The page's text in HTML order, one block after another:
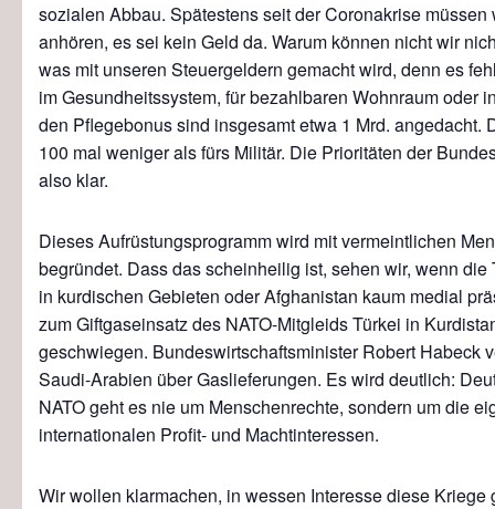
sozialen Abbau. Spätestens seit der Coronakrise müssen
anhören, es sei kein Geld da. Warum können nicht wir
was mit unseren Steuergeldern gemacht wird, denn es
im Gesundheitssystem, für bezahlbaren Wohnraum oder
den Pflegebonus sind insgesamt etwa 1 Mrd. angedacht.
100 mal weniger als fürs Militär. Die Prioritäten der
also klar.
Dieses Aufrüstungsprogramm wird mit vermeintlichen
begründet. Dass das scheinheilig ist, sehen wir, wenn die
in kurdischen Gebieten oder Afghanistan kaum medial
zum Giftgaseinsatz des NATO-Mitgleids Türkei in
geschwiegen. Bundeswirtschaftsminister Robert Habeck
Saudi-Arabien über Gaslieferungen. Es wird deutlich:
NATO geht es nie um Menschenrechte, sondern um die
internationalen Profit- und Machtinteressen.
Wir wollen klarmachen, in wessen Interesse diese Kriege